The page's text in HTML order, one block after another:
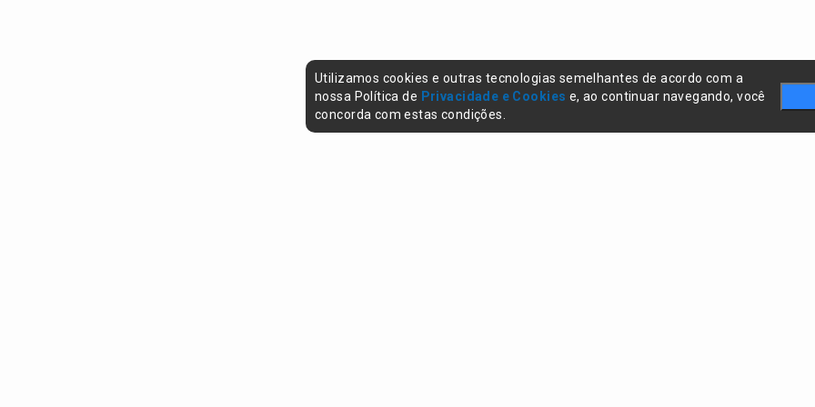
Utilizamos cookies e outras tecnologias semelhantes de acordo com a
nossa Política de Privacidade e Cookies e, ao continuar navegando, você
concorda com estas condições.